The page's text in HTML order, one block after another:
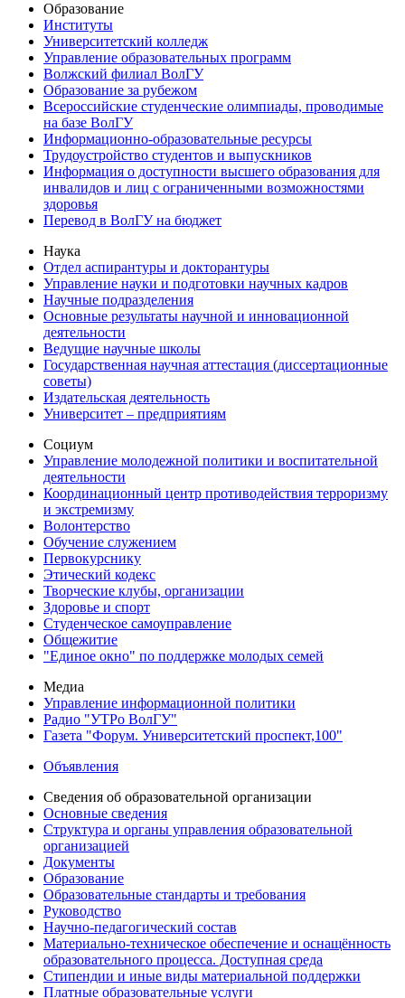
Образование
Институты
Университетский колледж
Управление образовательных программ
Волжский филиал ВолГУ
Образование за рубежом
Всероссийские студенческие олимпиады, проводимые
на базе ВолГУ
Информационно-образовательные ресурсы
Трудоустройство студентов и выпускников
Информация о доступности высшего образования для
инвалидов и лиц с ограниченными возможностями
здоровья
Перевод в ВолГУ на бюджет
Наука
Отдел аспирантуры и докторантуры
Управление науки и подготовки научных кадров
Научные подразделения
Основные результаты научной и инновационной
деятельности
Ведущие научные школы
Государственная научная аттестация (диссертационные
советы)
Издательская деятельность
Университет – предприятиям
Социум
Управление молодежной политики и воспитательной
деятельности
Координационный центр противодействия терроризму
и экстремизму
Волонтерство
Обучение служением
Первокурснику
Этический кодекс
Творческие клубы, организации
Здоровье и спорт
Студенческое самоуправление
Общежитие
"Единое окно" по поддержке молодых семей
Медиа
Управление информационной политики
Радио "УТРо ВолГУ"
Газета "Форум. Университетский проспект,100"
Объявления
Сведения об образовательной организации
Основные сведения
Структура и органы управления образовательной
организацией
Документы
Образование
Образовательные стандарты и требования
Руководство
Научно-педагогический состав
Материально-техническое обеспечение и оснащённость
образовательного процесса. Доступная среда
Стипендии и иные виды материальной поддержки
Платные образовательные услуги